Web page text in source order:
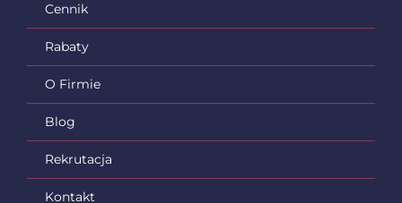
Cennik
Rabaty
O Firmie
Blog
Rekrutacja
Kontakt